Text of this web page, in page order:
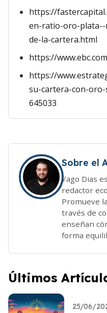
https://
en-ratio-oro-plata--
de-la-cartera.html
https://
https://
su-cartera-con-
645033
Sobre el
Yago Dias
redactor
Promueve
través de
enseñan
forma
Últimos
25/06/